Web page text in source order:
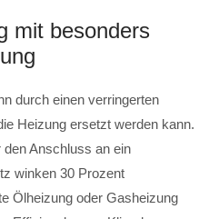
mit besonders
durch einen verringerten
Heizung ersetzt werden kann.
Anschluss an ein
winken 30 Prozent
Ölheizung oder Gasheizung